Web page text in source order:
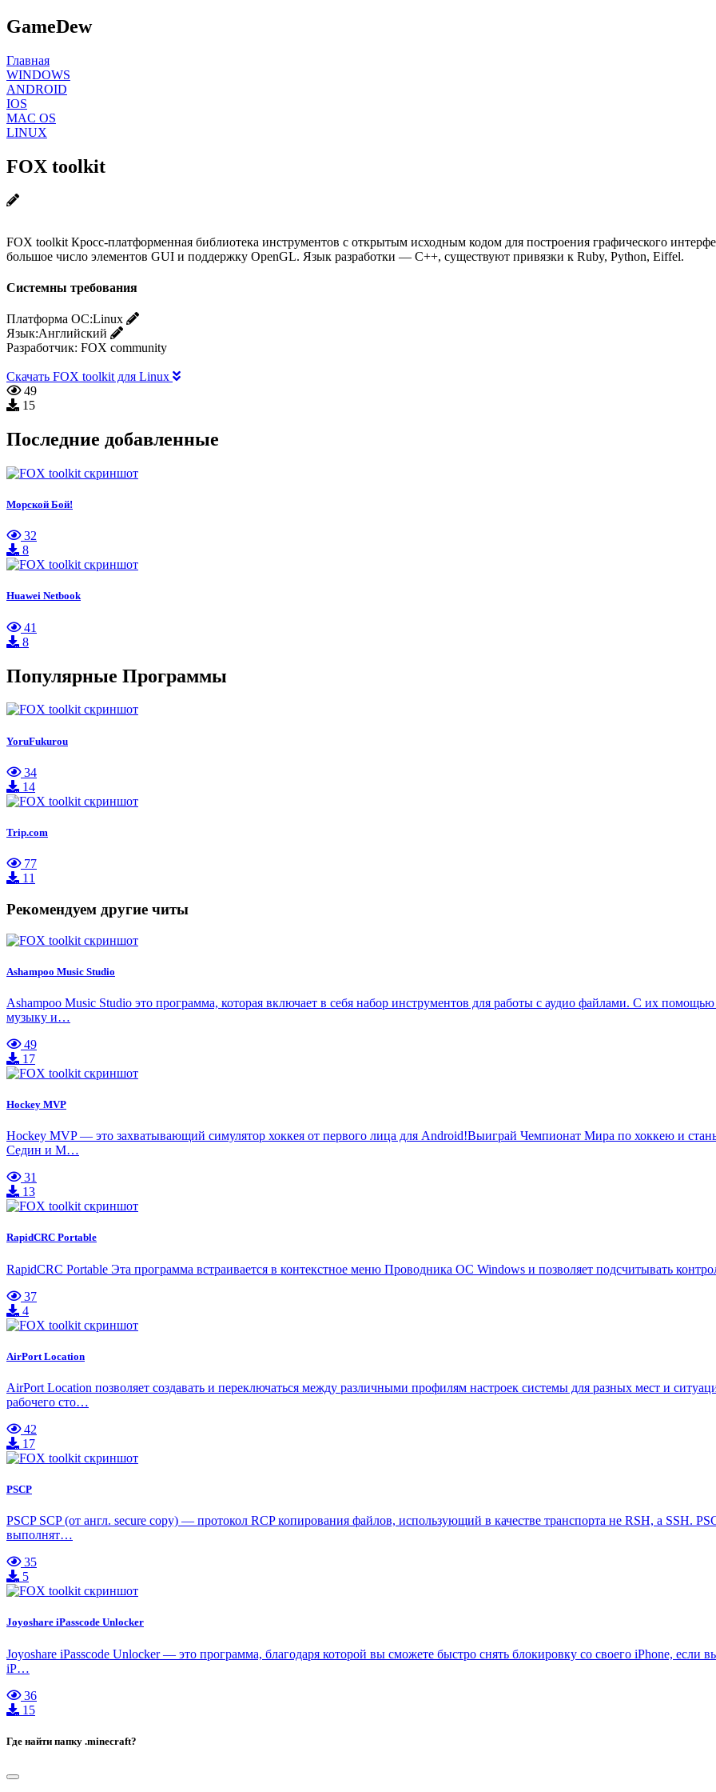
GameDew
Главная
WINDOWS
ANDROID
IOS
MAC OS
LINUX
FOX toolkit
FOX toolkit Кросс-платформенная библиотека инструментов с открытым исходным кодом для построения графического
большое число элементов GUI и поддержку OpenGL. Язык разработки — C++, существуют привязки к Ruby, Python, Eiffel.
Системны требования
Платформа ОС:Linux
Язык:Английский
Разработчик: FOX community
Скачать FOX toolkit для Linux
49
15
Последние добавленные
Морской Бой!
32
8
Huawei Netbook
41
8
Популярные Программы
YoruFukurou
34
14
Trip.com
77
11
Рекомендуем другие читы
Ashampoo Music Studio
Ashampoo Music Studio это программа, которая включает в себя набор инструментов для работы с аудио файлами. С их
музыку и…
49
17
Hockey MVP
Hockey MVP — это захватывающий симулятор хоккея от первого лица для Android!Выиграй Чемпионат Мира по хоккею и
Седин и М…
31
13
RapidCRC Portable
RapidCRC Portable Эта программа встраивается в контекстное меню Проводника ОС Windows и позволяет подсчитывать
37
4
AirPort Location
AirPort Location позволяет создавать и переключаться между различными профилям настроек системы для разных мест и
рабочего сто…
42
17
PSCP
PSCP SCP (от англ. secure copy) — протокол RCP копирования файлов, использующий в качестве транспорта не RSH, а SSH.
выполнят…
35
5
Joyoshare iPasscode Unlocker
Joyoshare iPasscode Unlocker — это программа, благодаря которой вы сможете быстро снять блокировку со своего iPhone, если
iP…
36
15
Где найти папку .minecraft?